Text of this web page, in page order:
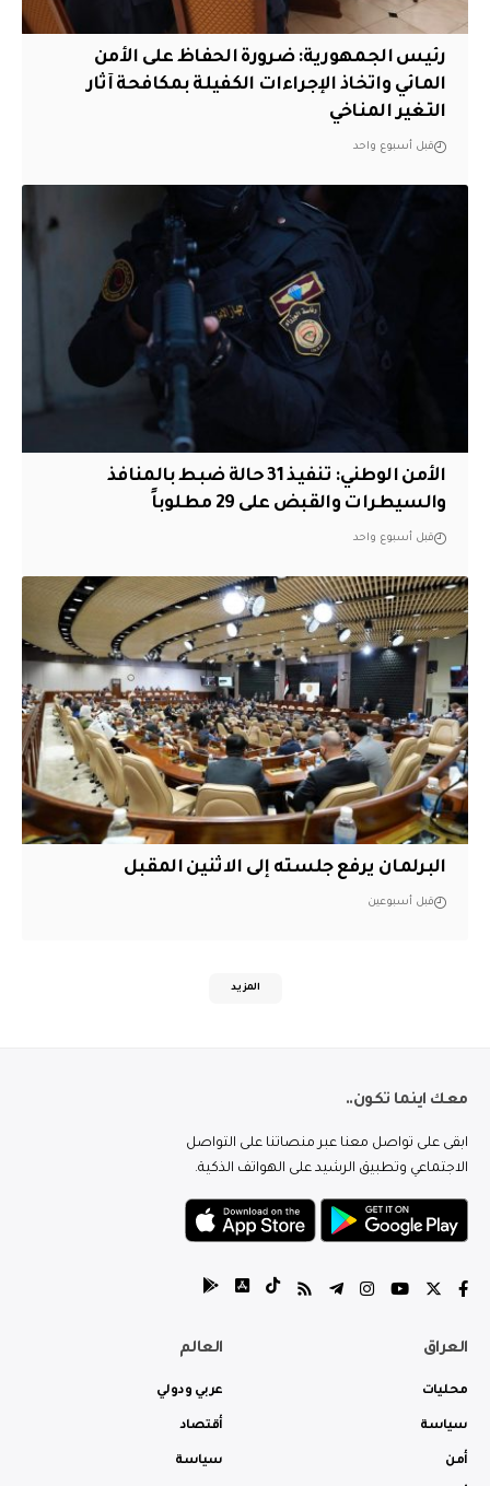
رئيس الجمهورية: ضرورة الحفاظ على الأمن
المائي واتخاذ الإجراءات الكفيلة بمكافحة آثار
التغير المناخي
قبل أسبوع واحد
الأمن الوطني: تنفيذ 31 حالة ضبط بالمنافذ
والسيطرات والقبض على 29 مطلوباً
قبل أسبوع واحد
البرلمان يرفع جلسته إلى الاثنين المقبل
قبل أسبوعين
المزيد
معك اينما تكون..
ابقى على تواصل معنا عبر منصاتنا على التواصل
الاجتماعي وتطبيق الرشيد على الهواتف الذكية.
العراق
محليات
سياسة
أمن
العالم
عربي ودولي
أقتصاد
سياسة